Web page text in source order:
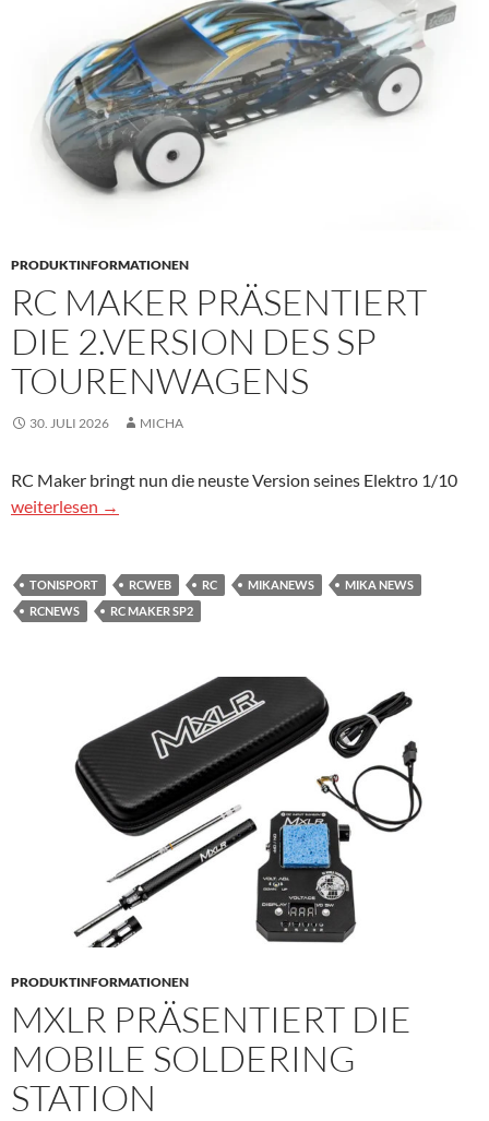
PRODUKTINFORMATIONEN
RC MAKER PRÄSENTIERT
DIE 2.VERSION DES SP
TOURENWAGENS
30. JULI 2026 MICHA
RC Maker bringt nun die neuste Version seines Elektro 1/10
RC Maker präsentiert die 2.Version des SP Tourenwagens
weiterlesen →
TONISPORT RCWEB RC MIKANEWS
MIKA NEWS
RCNEWS
RC MAKER SP2
PRODUKTINFORMATIONEN
MXLR PRÄSENTIERT DIE
MOBILE SOLDERING
STATION